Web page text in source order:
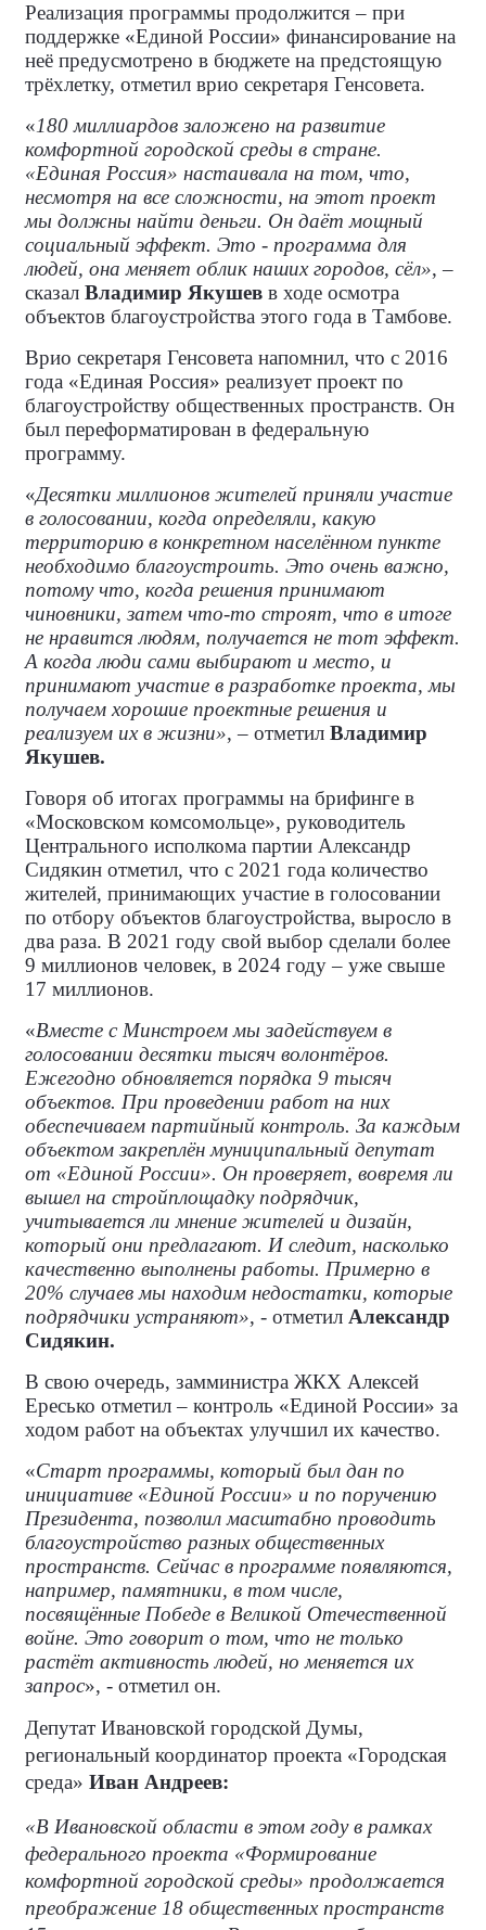
Реализация программы продолжится – при
поддержке «Единой России» финансирование на
неё предусмотрено в бюджете на предстоящую
трёхлетку, отметил врио секретаря Генсовета.
«180 миллиардов заложено на развитие
комфортной городской среды в стране.
«Единая Россия» настаивала на том, что,
несмотря на все сложности, на этот проект
мы должны найти деньги. Он даёт мощный
социальный эффект. Это - программа для
людей, она меняет облик наших городов, сёл», –
сказал Владимир Якушев в ходе осмотра
объектов благоустройства этого года в Тамбове.
Врио секретаря Генсовета напомнил, что с 2016
года «Единая Россия» реализует проект по
благоустройству общественных пространств. Он
был переформатирован в федеральную
программу.
«Десятки миллионов жителей приняли участие
в голосовании, когда определяли, какую
территорию в конкретном населённом пункте
необходимо благоустроить. Это очень важно,
потому что, когда решения принимают
чиновники, затем что-то строят, что в итоге
не нравится людям, получается не тот эффект.
А когда люди сами выбирают и место, и
принимают участие в разработке проекта, мы
получаем хорошие проектные решения и
реализуем их в жизни», – отметил Владимир
Якушев.
Говоря об итогах программы на брифинге в
«Московском комсомольце», руководитель
Центрального исполкома партии Александр
Сидякин отметил, что с 2021 года количество
жителей, принимающих участие в голосовании
по отбору объектов благоустройства, выросло в
два раза. В 2021 году свой выбор сделали более
9 миллионов человек, в 2024 году – уже свыше
17 миллионов.
«Вместе с Минстроем мы задействуем в
голосовании десятки тысяч волонтёров.
Ежегодно обновляется порядка 9 тысяч
объектов. При проведении работ на них
обеспечиваем партийный контроль. За каждым
объектом закреплён муниципальный депутат
от «Единой России». Он проверяет, вовремя ли
вышел на стройплощадку подрядчик,
учитывается ли мнение жителей и дизайн,
который они предлагают. И следит, насколько
качественно выполнены работы. Примерно в
20% случаев мы находим недостатки, которые
подрядчики устраняют», - отметил Александр
Сидякин.
В свою очередь, замминистра ЖКХ Алексей
Ересько отметил – контроль «Единой России» за
ходом работ на объектах улучшил их качество.
«Старт программы, который был дан по
инициативе «Единой России» и по поручению
Президента, позволил масштабно проводить
благоустройство разных общественных
пространств. Сейчас в программе появляются,
например, памятники, в том числе,
посвящённые Победе в Великой Отечественной
войне. Это говорит о том, что не только
растёт активность людей, но меняется их
запрос», - отметил он.
Депутат Ивановской городской Думы,
региональный координатор проекта «Городская
среда» Иван Андреев:
«В Ивановской области в этом году в рамках
федерального проекта «Формирование
комфортной городской среды» продолжается
преображение 18 общественных пространств